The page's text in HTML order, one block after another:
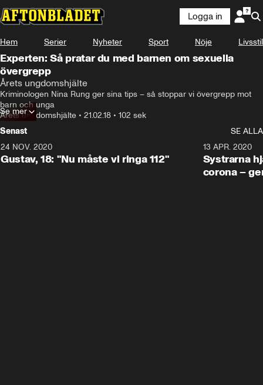
Logga in
Hem Serier Nyheter Sport Nöje Livsstil
Experten: Så pratar du med barnen om sexuella
övergrepp
Årets ungdomshjälte
Kriminologen Nina Rung ger sina tips – så stoppar vi övergrepp mot
barn och unga
Årets ungdomshjälte • 21.02.18 • 102 sek
Se mer
Senast
SE ALLA
24 NOV. 2020
Gustav, 18: "Nu måste vi ringa 112"
13 APR. 2020
Systrarna
corona –